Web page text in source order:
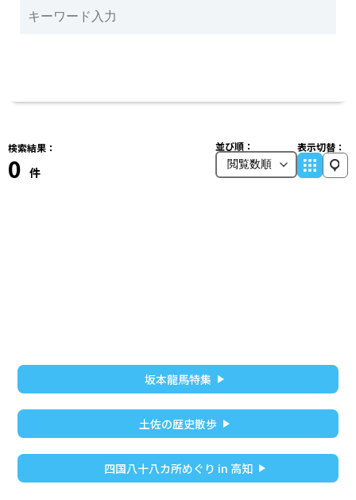
検索結果：
0 件
並び順： 表示切替：
坂本龍馬特集
土佐の歴史散歩
四国八十八カ所めぐり in 高知